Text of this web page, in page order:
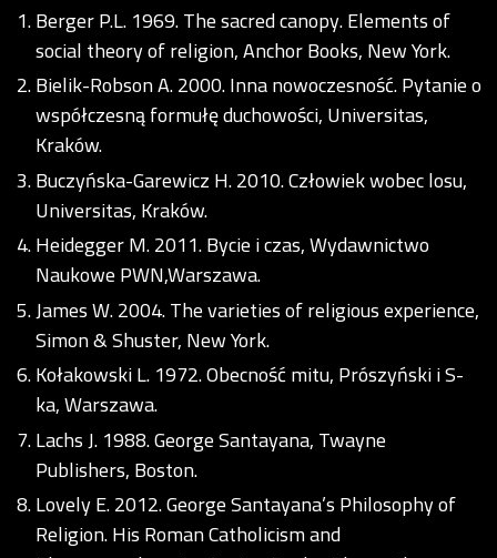
Berger P.L. 1969. The sacred canopy. Elements of
social theory of religion, Anchor Books, New York.
Bielik-Robson A. 2000. Inna nowoczesność. Pytanie o
współczesną formułę duchowości, Universitas,
Kraków.
Buczyńska-Garewicz H. 2010. Człowiek wobec losu,
Universitas, Kraków.
Heidegger M. 2011. Bycie i czas, Wydawnictwo
Naukowe PWN,Warszawa.
James W. 2004. The varieties of religious experience,
Simon & Shuster, New York.
Kołakowski L. 1972. Obecność mitu, Prószyński i S-
ka, Warszawa.
Lachs J. 1988. George Santayana, Twayne
Publishers, Boston.
Lovely E. 2012. George Santayana’s Philosophy of
Religion. His Roman Catholicism and